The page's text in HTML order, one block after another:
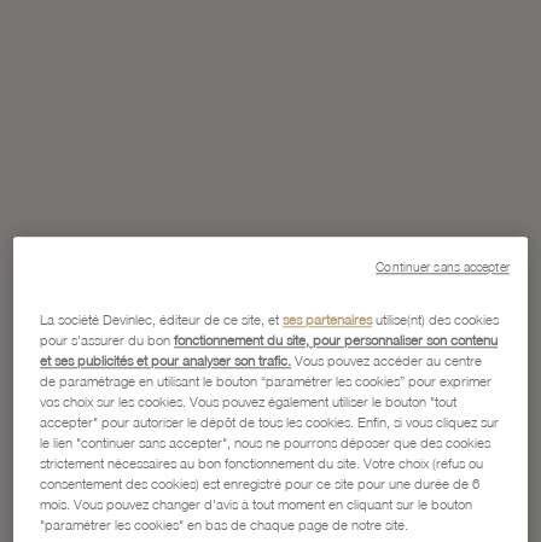
La société Devinlec, éditeur de ce site, etses partenairesutilise(nt) des cookies
pour s'assurer du bonfonctionnement du site, pour personnaliser son contenu
et ses publicités et pour analyser son trafic. Vous pouvez accéder au centre
de paramétrage en utilisant le bouton “paramétrer les cookies” pour exprimer
vos choix sur les cookies. Vous pouvez également utiliser le bouton "tout
accepter" pour autoriser le dépôt de tous les cookies. Enfin, si vous cliquez sur
le lien "continuer sans accepter", nous ne pourrons déposer que des cookies
strictement nécessaires au bon fonctionnement du site. Votre choix (refus ou
consentement des cookies) est enregistré pour ce site pour une durée de 6
mois. Vous pouvez changer d'avis à tout moment en cliquant sur le bouton
"paramétrer les cookies" en bas de chaque page de notre site.
Continuer sans accepter